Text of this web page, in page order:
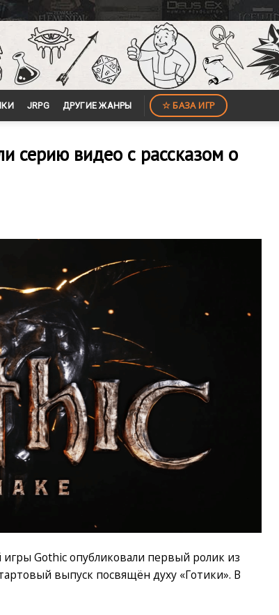
JRPG ДРУГИЕ ЖАНРЫ ☆ БАЗА ИГР
серию видео с рассказом о
Gothic опубликовали первый ролик из
выпуск посвящён духу «Готики». В